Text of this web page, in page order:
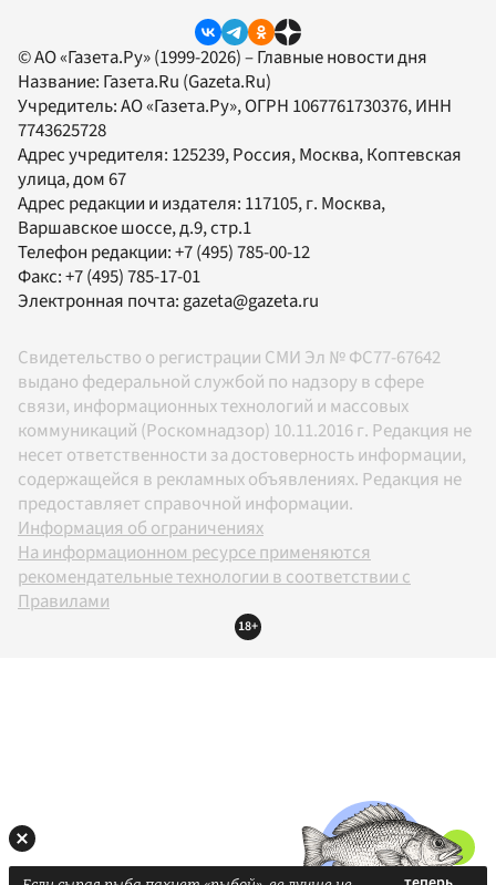
© АО «Газета.Ру» (1999-2026) – Главные новости дня
Название: Газета.Ru (Gazeta.Ru)
Учредитель:АО «Газета.Ру», ОГРН 1067761730376, ИНН
7743625728
Адрес учредителя: 125239, Россия, Москва, Коптевская
улица, дом 67
Адрес редакции и издателя: 117105, г. Москва,
Варшавское шоссе, д.9, стр.1
Телефон редакции:+7 (495) 785-00-12
Факс:+7 (495) 785-17-01
Электронная почта:gazeta@gazeta.ru
Свидетельство о регистрации СМИ Эл № ФС77-67642
выдано федеральной службой по надзору в сфере
связи, информационных технологий и массовых
коммуникаций (Роскомнадзор) 10.11.2016 г. Редакция не
несет ответственности за достоверность информации,
содержащейся в рекламных объявлениях. Редакция не
предоставляет справочной информации.
Информация об ограничениях
На информационном ресурсе применяются
рекомендательные технологии в соответствии с
Правилами
18+